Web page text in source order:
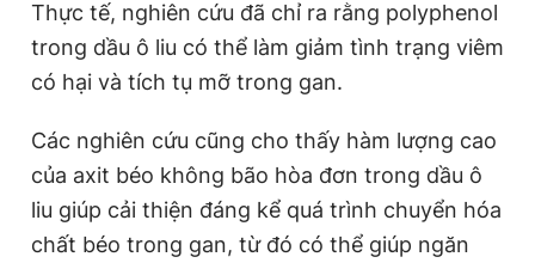
Thực tế, nghiên cứu đã chỉ ra rằng polyphenol
trong dầu ô liu có thể làm giảm tình trạng viêm
có hại và tích tụ mỡ trong gan.
Các nghiên cứu cũng cho thấy hàm lượng cao
của axit béo không bão hòa đơn trong dầu ô
liu giúp cải thiện đáng kể quá trình chuyển hóa
chất béo trong gan, từ đó có thể giúp ngăn